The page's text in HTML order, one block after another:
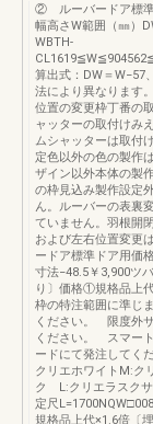
② ルーバードア標準
幅高さW範囲（㎜）
WBTH-
算出式：DW＝W−57
法により異なりま
位置の変更枠丁番の
ャッターの取付けみ
ムシャッターは取付
定色以外の色の製作
ザイン以外本体の製
の枠見込み製作設定
ん。ルーバーの表裏
ていません。羽根開
および左右位置変更
ードア標準ドア用価
寸法−48.5￥3,900ツ
り〕価格①規格品上
枠の特注範囲に準じ
ください。 限度外
ください。 スマー
ードにて発注してく
クリエホワイトM:ク
ク L:クリエラスクサ
定尺
規格品上代×1.6倍〔